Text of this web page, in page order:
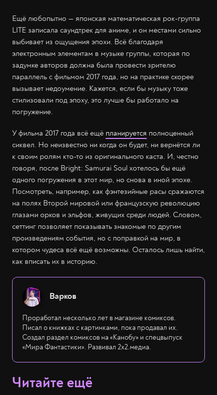
Ещё любопытно — японская математическая рок-группа
LITE записала саундтрек для аниме, и он местами сильно
выбивает из ощущения эпохи. Всё благодаря
электронным элементам в музыке группы, которая по
задумке авторов должна была провести зрителю
параллель с фильмом 2017 года, но на практике скорее
вызывает недоумение. Кажется, если бы музыку тоже
стилизовали под эпоху, это лучше бы работало на
погружение.
У фильма 2017 года всё ещё планируется полноценный
сиквел. Но неизвестно ни когда он будет, ни вернётся ли
к своим ролям кто-то из оригинального каста. И, честно
говоря, после Bright: Samurai Soul хотелось бы ещё
одного погружения в этот мир, но снова в иной эпохе.
Посмотреть, например, как фэнтезийные расы сражаются
на полях Второй мировой или французскую революцию
глазами орков и эльфов, живущих среди людей. Словом,
сеттинг позволяет показывать знакомые по другим
произведениям события, но с поправкой на мир, в
котором чудеса всё ещё возможны. Осталось лишь найти,
как вписать их в историю.
Варков
Проработал несколько лет в магазине комиксов.
Писал о книжках с картинками, пока продавал их.
Создал раздел комиксов на «Канобу» и спецвыпуск
«Мира Фантастики». Развивал 2х2.медиа.
Читайте ещё